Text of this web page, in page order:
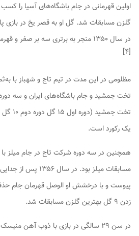
گلزن مسابقات شد. گل او به قصر یخ در بازی
در سال ۱۳۵۰ منجر به برتری سه بر صفر و قهرمانی تاج در این مسابقات شد.
[۴]
تخت جمشید و جام باشگاه‌های ایران و سه
یک رکورد است.
مسابقات میلز بود. در
پیوست و با درخشش او الوصل قهرمان جام
زدن ۹ گل بهترین گلزن مسابقات شد.
در سن ۲۹ سالگی در بازی با ذوب آهن